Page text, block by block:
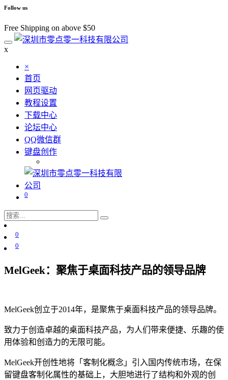
Follow us
Free Shipping on above $50
x
×
首页
网页驱动
教程设置
下载中心
论坛中心
QQ微信群
键盘创作
0
0
0
MelGeek：聚焦于桌面科技产品的领导品牌
MelGeek创立于2014年，是聚焦于桌面科技产品的领导品牌。
致力于创造卓越的桌面科技产品，为人们带来便捷、乐趣的使
用体验和创造力的无限可能。
MelGeek开创性地将「客制化概念」引入国内传统市场，在保
留键盘客制化属性的基础上，大胆地进行了结构和外观的创